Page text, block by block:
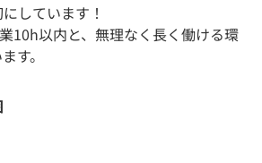
しています！
10h以内と、無理なく長く働ける環
す。